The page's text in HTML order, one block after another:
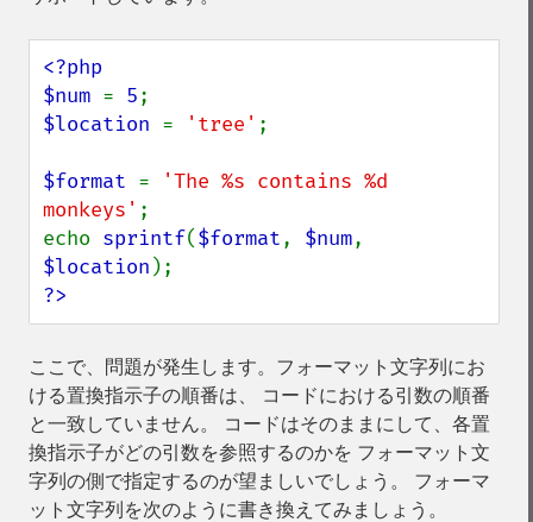
<?php
$num = 5
$location = 'tree' ;
$format =
'The %s contains %d
monkeys' ;
echo sprintf($format, $num
$location
?>
ここで、問題が発生します。フォーマット文字列にお
ける置換指示子の順番は、 コードにおける引数の順番
と一致していません。 コードはそのままにして、各置
換指示子がどの引数を参照するのかを フォーマット文
字列の側で指定するのが望ましいでしょう。 フォーマ
ット文字列を次のように書き換えてみましょう。